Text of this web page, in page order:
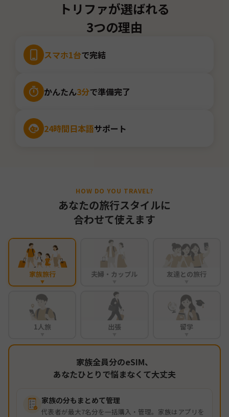
トリファが選ばれる
3つの理由
スマホ1台で完結
かんたん3分で準備完了
24時間日本語サポート
HOW DO YOU TRAVEL?
あなたの旅行スタイルに
合わせて使えます
家族旅行
▼
夫婦・カップル 友達との旅行
1人旅 出張 留学
家族全員分のeSIM、
あなたひとりで悩まなくて大丈夫
家族の分もまとめて管理
代表者が最大7名分を一括購入・管理。家族はアプリを